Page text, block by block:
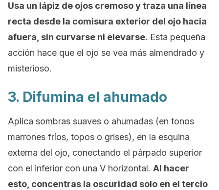
Usa un lápiz de ojos cremoso y traza una línea
recta desde la comisura exterior del ojo hacia
afuera, sin curvarse ni elevarse. Esta pequeña
acción hace que el ojo se vea más almendrado y
misterioso.
3. Difumina el ahumado
Aplica sombras suaves o ahumadas (en tonos
marrones fríos, topos o grises), en la esquina
externa del ojo, conectando el párpado superior
con el inferior con una V horizontal. Al hacer
esto, concentras la oscuridad solo en el tercio